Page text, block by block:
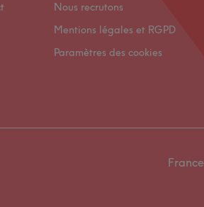
Nous recrutons
Mentions légales et RGPD
Paramètres des cookies
France